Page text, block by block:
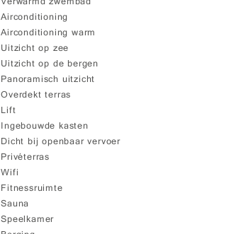
Airconditioning
Airconditioning warm
Uitzicht op zee
Uitzicht op de bergen
Panoramisch uitzicht
Overdekt terras
Lift
Ingebouwde kasten
Dicht bij openbaar vervoer
Privéterras
Wifi
Fitnessruimte
Sauna
Speelkamer